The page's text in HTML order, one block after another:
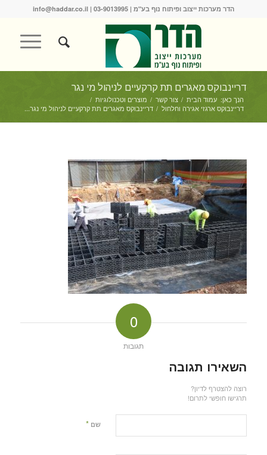
הדר מערכות ייצוב ופיתוח נוף בע"מ | 03-9013995
|
info@haddar.co.il
דריינבוקס מאגרים תת קרקעיים לניהול מי נגר
הנך כאן: עמוד הבית / צור קשר / מוצרים וטכנולוגיות /
דריינבוקס ארגזי אגירה וחלחול / דריינבוקס מאגרים תת קרקעיים לניהול מי נגר...
0
תגובות
השאירו תגובה
רוצה להצטרף לדיון?
תרגישו חופשי לתרום!
שם *